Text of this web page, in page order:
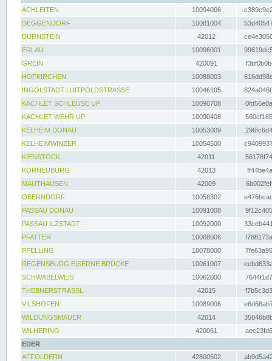
ACHLEITEN
10094006
DEGGENDORF
10081004
DÜRNSTEIN
42012
ERLAU
10096001
GREIN
420091
HOFKIRCHEN
10088003
INGOLSTADT LUITPOLDSTRASSE
10046105
KACHLET SCHLEUSE UP
10090708
KACHLET WEHR UP
10090408
KELHEIM DONAU
10053009
KELHEIMWINZER
10054500
KIENSTOCK
42011
KORNEUBURG
42013
MAUTHAUSEN
42009
OBERNDORF
10056302
PASSAU DONAU
10091008
PASSAU ILZSTADT
10092000
PFATTER
10068006
PFELLING
10078000
REGENSBURG EISERNE BRÜCKE
10061007
SCHWABELWEIS
10062000
THEBNERSTRASSL
42015
VILSHOFEN
10089006
WILDUNGSMAUER
42014
WILHERING
420061
EDER
AFFOLDERN
42800502